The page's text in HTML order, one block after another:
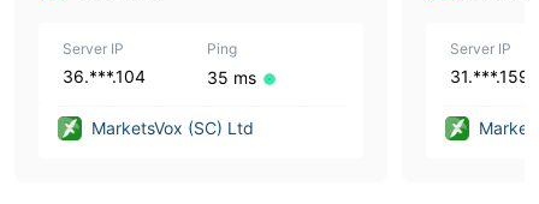
Server IP
36.***.104
Ping
35 ms
MarketsVox (SC) Ltd
Server IP
31.***.159